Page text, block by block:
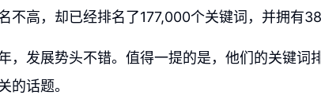
不高，却已经排名了177,000个关键词，并拥有
，发展势头不错。值得一提的是，他们的关键词
的话题。